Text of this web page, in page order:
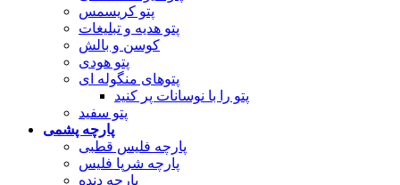
پتو کریسمس
پتو هدیه و تبلیغات
کوسن و بالش
پتو هودی
پتوهای منگوله ای
پتو را با نوسانات پر کنید
پتو سفید
پارچه پشمی
پارچه فلیس قطبی
پارچه شرپا فلیس
پارچه دنده